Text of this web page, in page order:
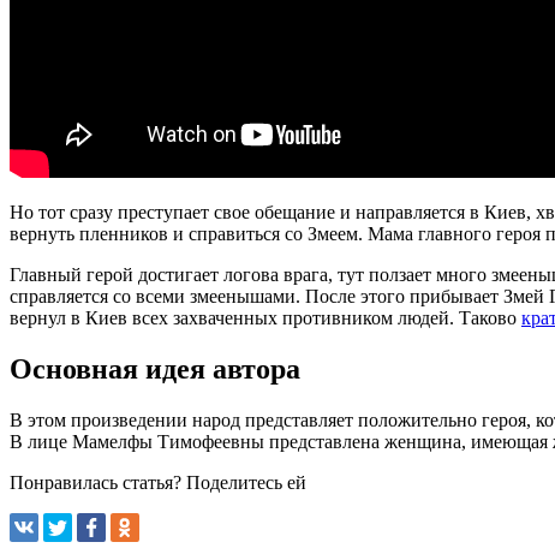
Но тот сразу преступает свое обещание и направляется в Киев,
вернуть пленников и справиться со Змеем. Мама главного героя
Главный герой достигает логова врага, тут ползает много
справляется со всеми змеенышами. После этого прибывает
вернул в Киев всех захваченных противником людей. Таково
Основная идея автора
В этом произведении народ представляет положительно героя,
В лице Мамелфы Тимофеевны представлена женщина, имеющая
Понравилась статья? Поделитесь ей